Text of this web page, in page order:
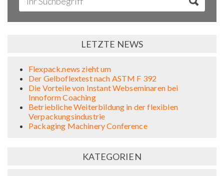
LETZTE NEWS
Flexpack.news zieht um
Der Gelboflextest nach ASTM F 392
Die Vorteile von Instant Webseminaren bei
Innoform Coaching
Betriebliche Weiterbildung in der flexiblen
Verpackungsindustrie
Packaging Machinery Conference
KATEGORIEN